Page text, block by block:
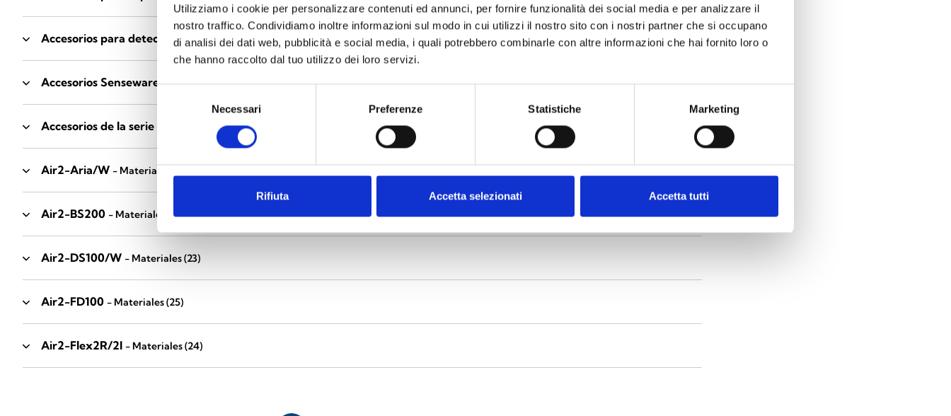
Utilizziamo i cookie per personalizzare contenuti ed annunci, per fornire funzionalità dei social media e per analizzare il
nostro traffico. Condividiamo inoltre informazioni sul modo in cui utilizzi il nostro sito con i nostri partner che si occupano
di analisi dei dati web, pubblicità e social media, i quali potrebbero combinarle con altre informazioni che hai fornito loro o
che hanno raccolto dal tuo utilizzo dei loro servizi.
Necessari Preferenze Statistiche Marketing
Rifiuta Accetta selezionati Accetta tutti
Accesorios para detectores Enea - Materiales(35)
Accesorios Senseware - Materiales(2)
Accesorios de la serie Industrial - Materiales
Air2-Aria/W - Materiales
Air2-BS200 - Materiales (34)
Air2-DS100/W - Materiales(23)
Air2-FD100 - Materiales(25)
Air2-Flex2R/2I - Materiales(24)